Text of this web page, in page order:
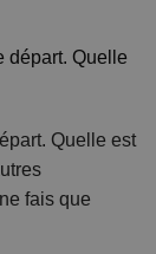
départ. Quelle
Quelle est
fais que